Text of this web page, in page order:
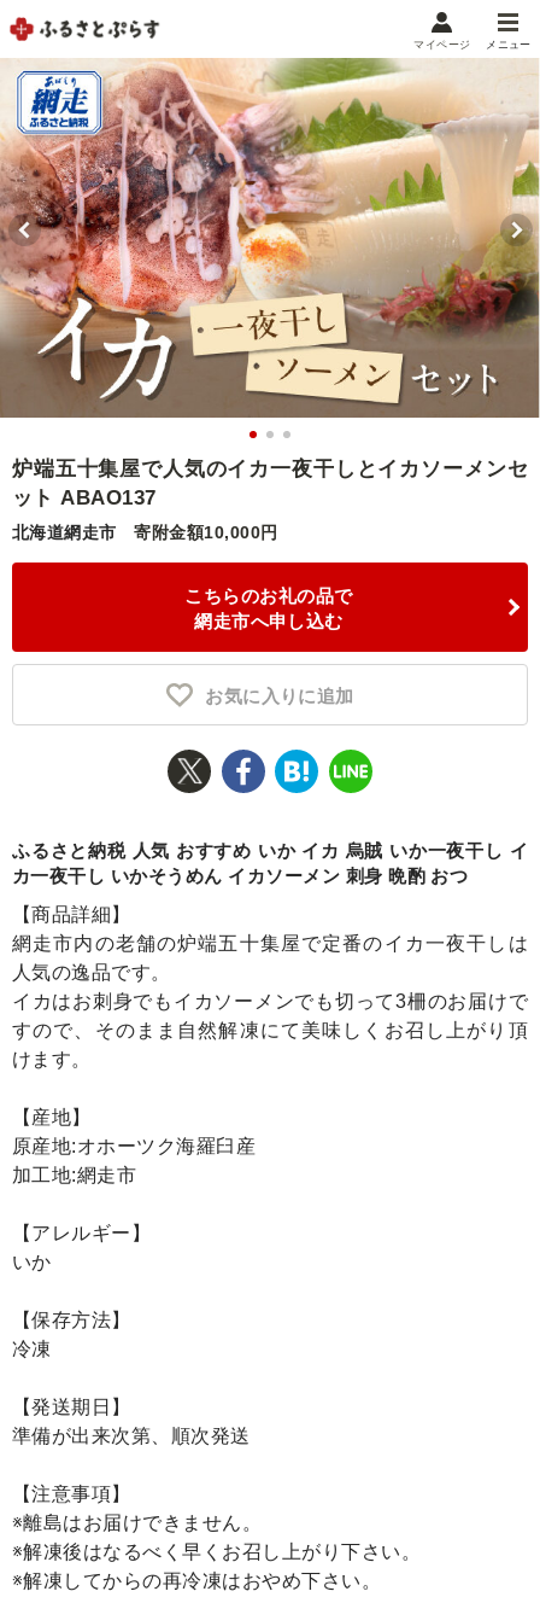
メニュー
マイメニュー
マイページ
お気に入り 閲覧履歴
メニュー
お礼の品から探す
お礼の品をカテゴリや金額で絞り込み
自治体から探す
ランキング
特集・おすすめ
マイページ
炉端五十集屋で人気のイカ一夜干しとイカソーメンセ
ット ABAO137
北海道網走市 寄附金額10,000円
こちらのお礼の品で
網走市へ申し込む
お気に入りに追加
ふるさと納税 人気 おすすめ いか イカ 烏賊 いか一夜干し イ
カ一夜干し いかそうめん イカソーメン 刺身 晩酌 おつ
【商品詳細】
網走市内の老舗の炉端五十集屋で定番のイカ一夜干しは
人気の逸品です。
イカはお刺身でもイカソーメンでも切って3柵のお届けで
すので、そのまま自然解凍にて美味しくお召し上がり頂
けます。
【産地】
原産地:オホーツク海羅臼産
加工地:網走市
【アレルギー】
いか
【保存方法】
冷凍
【発送期日】
準備が出来次第、順次発送
【注意事項】
※離島はお届けできません。
※解凍後はなるべく早くお召し上がり下さい。
※解凍してからの再冷凍はおやめ下さい。